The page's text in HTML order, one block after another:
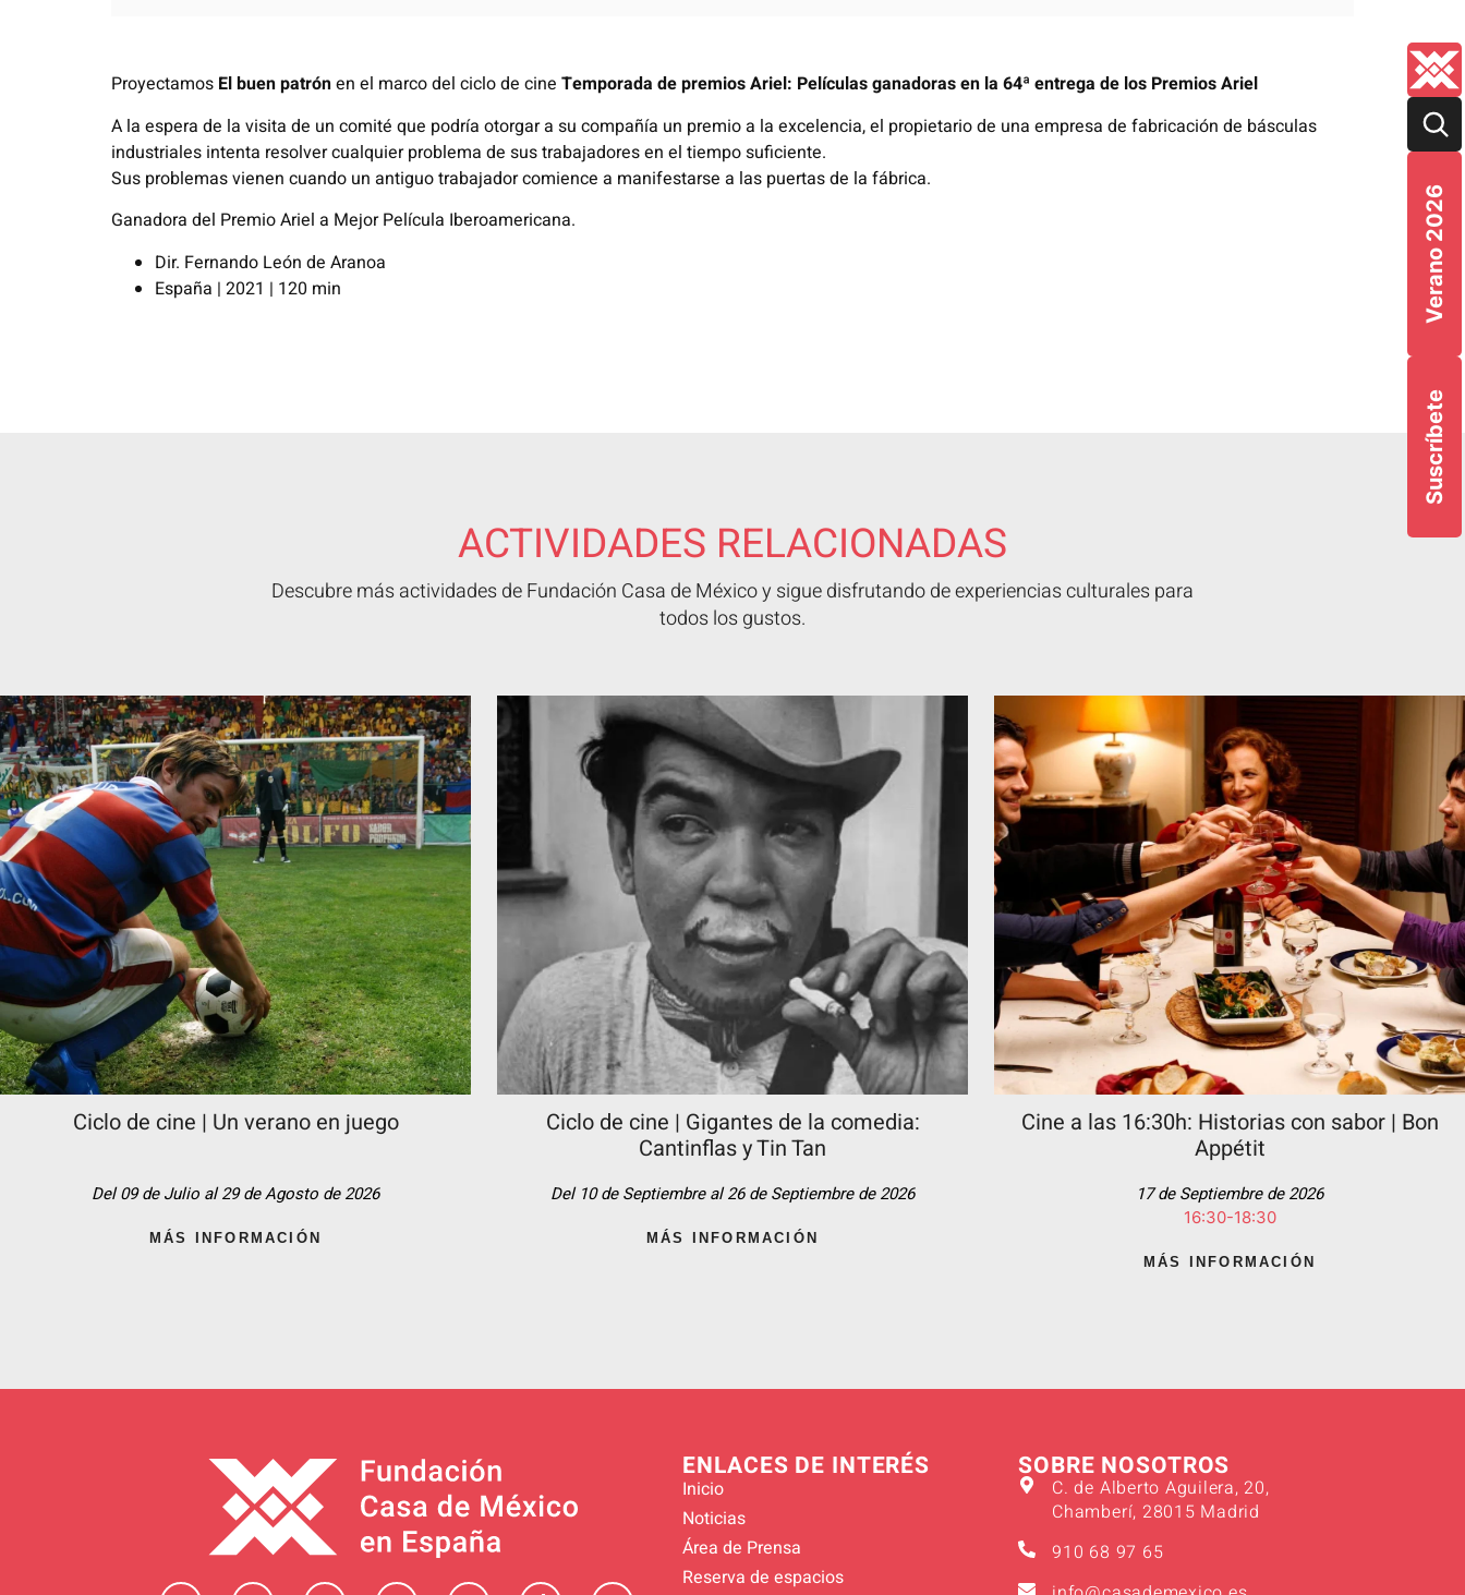
Suscríbete
Verano 2026
Proyectamos El buen patrónen el marco del ciclo de cine Temporada de premios Ariel: Películas ganadoras en la 64ª entrega de los Premios Ariel
A la espera de la visita de un comité que podría otorgar a su compañía un premio a la excelencia, el propietario de una empresa de fabricación de básculas
industriales intenta resolver cualquier problema de sus trabajadores en el tiempo suficiente.
Sus problemas vienen cuando un antiguo trabajador comience a manifestarse a las puertas de la fábrica.
Ganadora del Premio Ariel a Mejor Película Iberoamericana.
Dir. Fernando León de Aranoa
España | 2021 | 120 min
ACTIVIDADES RELACIONADAS
Descubre más actividades de Fundación Casa de México y sigue disfrutando de experiencias culturales para
todos los gustos.
Ciclo de cine | Un verano en juego
Del 09 de Julio al 29 de Agosto de 2026
MÁS INFORMACIÓN
Ciclo de cine | Gigantes de la comedia:
Cantinflas y Tin Tan​
Del 10 de Septiembre al 26 de Septiembre de 2026
MÁS INFORMACIÓN
Cine a las 16:30h: Historias con sabor | Bon
Appétit
17 de Septiembre de 2026
16:30-18:30
MÁS INFORMACIÓN
ENLACES DE INTERÉS
Inicio
Noticias
Área de Prensa
Reserva de espacios
SOBRE NOSOTROS
C. de Alberto Aguilera, 20,
Chamberí, 28015 Madrid
910 68 97 65